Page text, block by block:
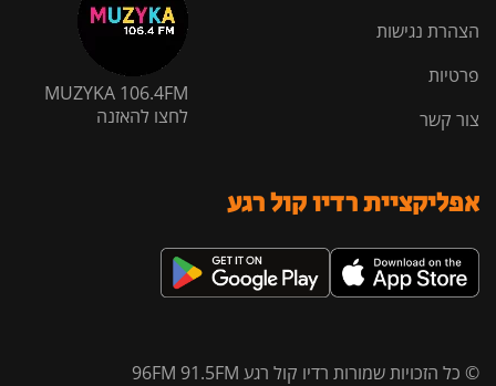
הצהרת נגישות
פרטיות
צור קשר
MUZYKA 106.4FM
לחצו להאזנה
אפליקציית רדיו קול רגע
© כל הזכויות שמורות רדיו קול רגע 96FM 91.5FM